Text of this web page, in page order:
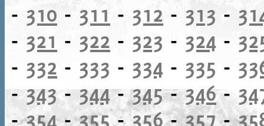
- 310 - 311 - 312 - 313 -
- 321 - 322 - 323 - 324 -
- 332 - 333 - 334 - 335 -
-343-344-345-346-
-354-355-356-357-